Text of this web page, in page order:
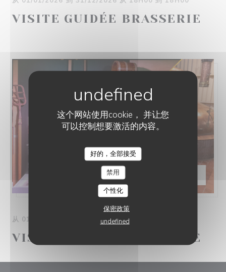
这个网站使用cookie， 并让您
可以控制想要激活的内容。
好的，全部接受
禁用
个性化
保密政策
undefined
VISITE GUIDÉE BRASSERIE
从 01/01/2026 到 31/12/2026 从 18H00 到 18H00
VISITE GUIDÉE BRASSERIE